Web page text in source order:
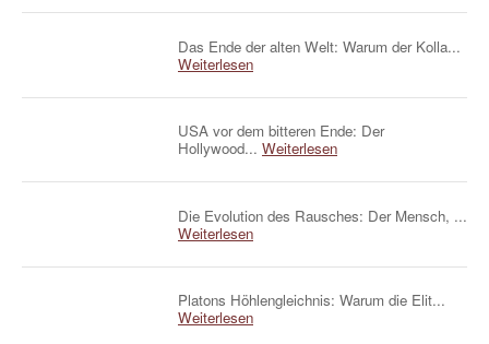
Das Ende der alten Welt: Warum der Kolla...
Weiterlesen
USA vor dem bitteren Ende: Der
Hollywood... Weiterlesen
Die Evolution des Rausches: Der Mensch, ...
Weiterlesen
Platons Höhlengleichnis: Warum die Elit...
Weiterlesen